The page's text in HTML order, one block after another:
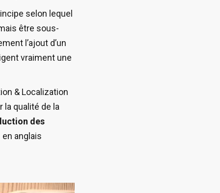
selon lequel
être sous-
l’ajout d’un
vraiment une
& Localization
la qualité de la
des
anglais